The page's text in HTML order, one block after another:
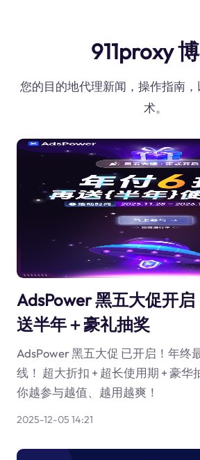
911proxy
您的目的地代理新闻，操作指南
术。
AdsPower 黑五大促开
送半年＋豪礼抽奖
AdsPower 黑五大促 已开启！年终
线！ 超大折扣 + 超长使用期 + 豪华
你越参与越值、越用越爽！
2025-12-05 14:21